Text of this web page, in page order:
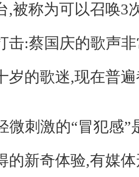
,被称为可以召唤3
击:蔡国庆的歌声
岁的歌迷,现在普
微刺激的“冒犯感
的新奇体验,有媒